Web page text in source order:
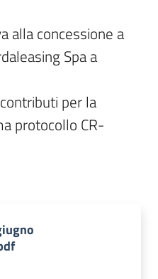
concessione a
Spa a
per la
protocollo CR-